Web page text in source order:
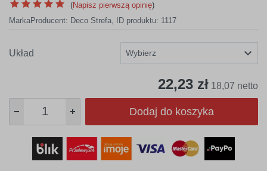
(Napisz pierwszą opinię)
MarkaProducent: Deco Strefa, ID produktu: 1117
Układ
22,23 zł 18,07 netto
Dodaj do koszyka